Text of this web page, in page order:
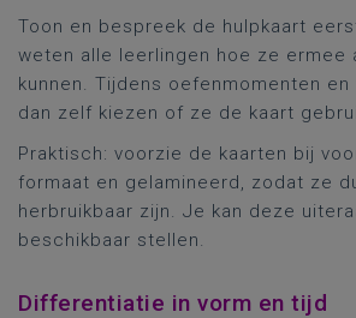
Toon en bespreek de hulpkaart
weten alle leerlingen hoe ze ermee
kunnen. Tijdens oefenmomenten en
dan zelf kiezen of ze de kaart
Praktisch: voorzie de kaarten bij
formaat en gelamineerd, zodat ze
herbruikbaar zijn. Je kan deze
beschikbaar stellen.
Differentiatie in vorm en tijd